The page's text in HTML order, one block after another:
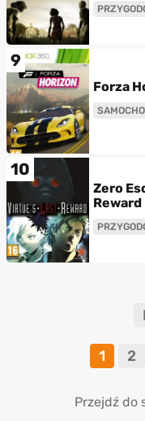
9
Forza
10
Zero
Reward
1 2
Przejdź do